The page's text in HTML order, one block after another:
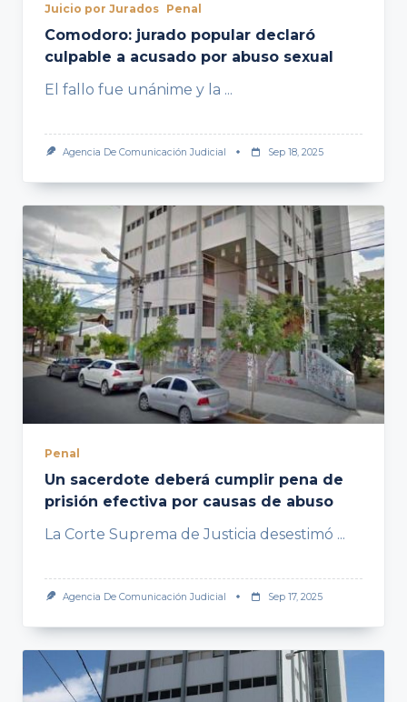
Juicio por Jurados Penal
Comodoro: jurado popular declaró
culpable a acusado por abuso sexual
El fallo fue unánime y la ...
Agencia De Comunicación Judicial Sep 18, 2025
Penal
Un sacerdote deberá cumplir pena de
prisión efectiva por causas de abuso
La Corte Suprema de Justicia desestimó ...
Agencia De Comunicación Judicial Sep 17, 2025